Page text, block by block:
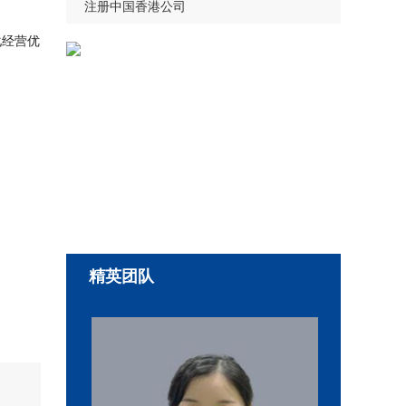
营优
注册中国香港公司
精英团队